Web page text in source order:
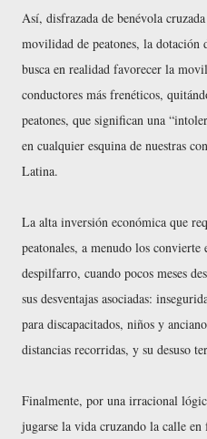
Así, disfrazada de benévola
movilidad de peatones, la dotación
busca en realidad favorecer la
conductores más frenéticos,
peatones, que significan una
en cualquier esquina de nuestras
Latina.
La alta inversión económica que
peatonales, a menudo los convierte
despilfarro, cuando pocos meses
sus desventajas asociadas:
para discapacitados, niños y
distancias recorridas, y su desuso
Finalmente, por una irracional
jugarse la vida cruzando la calle